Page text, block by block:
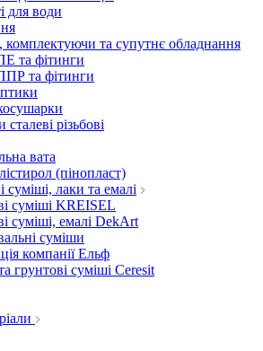
для води
та супутнє обладнання
та фітинги
та фітинги
різьбові
вата
(пінопласт)
лаки та емалі
суміші KREISEL
суміші, емалі DekArt
суміши
компанії Ельф
грунтові суміші Ceresit